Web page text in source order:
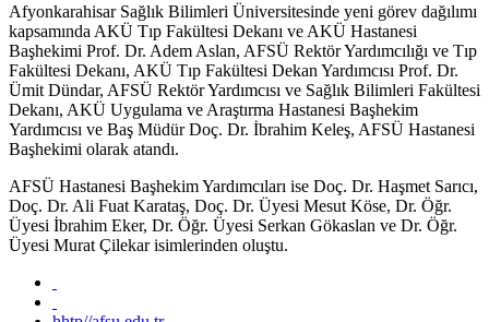
Afyonkarahisar Sağlık Bilimleri Üniversitesinde yeni görev dağılımı
kapsamında AKÜ Tıp Fakültesi Dekanı ve AKÜ Hastanesi
Başhekimi Prof. Dr. Adem Aslan, AFSÜ Rektör Yardımcılığı ve Tıp
Fakültesi Dekanı, AKÜ Tıp Fakültesi Dekan Yardımcısı Prof. Dr.
Ümit Dündar, AFSÜ Rektör Yardımcısı ve Sağlık Bilimleri Fakültesi
Dekanı, AKÜ Uygulama ve Araştırma Hastanesi Başhekim
Yardımcısı ve Baş Müdür Doç. Dr. İbrahim Keleş, AFSÜ Hastanesi
Başhekimi olarak atandı.
AFSÜ Hastanesi Başhekim Yardımcıları ise Doç. Dr. Haşmet Sarıcı,
Doç. Dr. Ali Fuat Karataş, Doç. Dr. Üyesi Mesut Köse, Dr. Öğr.
Üyesi İbrahim Eker, Dr. Öğr. Üyesi Serkan Gökaslan ve Dr. Öğr.
Üyesi Murat Çilekar isimlerinden oluştu.